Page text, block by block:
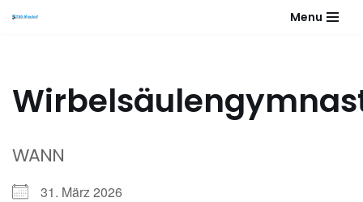
Menu
WANN
31. März 2026